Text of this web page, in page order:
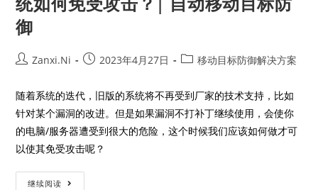
御
Zanxi.Ni 2023年4月27日 移动目标防御解决方案
随着系统的迭代，旧版的系统将不再受到厂家的技术支持，比如
针对某个漏洞的改进。但是如果漏洞不打补丁继续使用，会使你
的电脑/服务器遭受到很大的危险，这个时候我们应该如何做才可
以使其免受攻击呢？
继续阅读